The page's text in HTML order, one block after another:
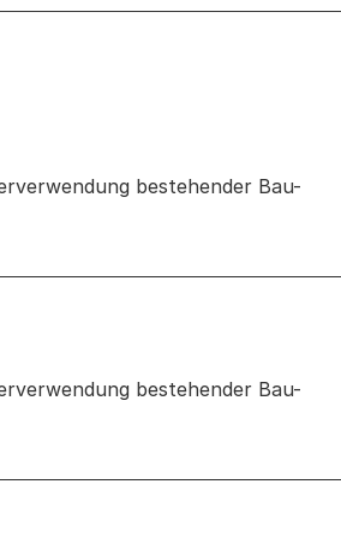
bestehender Bau-
bestehender Bau-